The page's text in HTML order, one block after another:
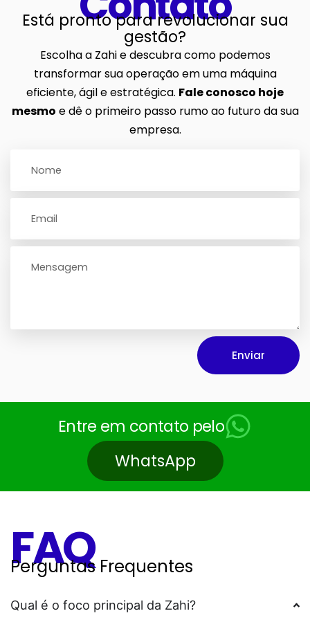
Está pronto para revolucionar sua
gestão?
Escolha a Zahi e descubra como podemos
transformar sua operação em uma máquina
eficiente, ágil e estratégica. Fale conosco hoje
mesmo e dê o primeiro passo rumo ao futuro da sua
empresa.
Enviar
Entre em contato pelo
WhatsApp
FAQ
Perguntas Frequentes
Qual é o foco principal da Zahi?